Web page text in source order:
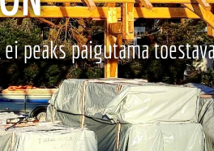
peaks paigutama